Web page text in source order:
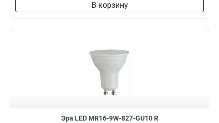
В корзину
Эра LED MR16-9W-827-GU10 R